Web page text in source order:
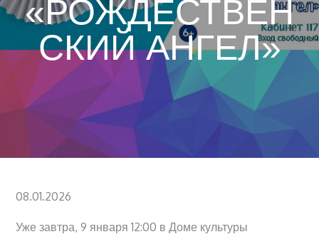
«РОЖДЕСТВЕН
СКИЙ АНГЕЛ»
Posted
08.01.2026
Уже завтра, 9 января 12:00 в Доме культуры